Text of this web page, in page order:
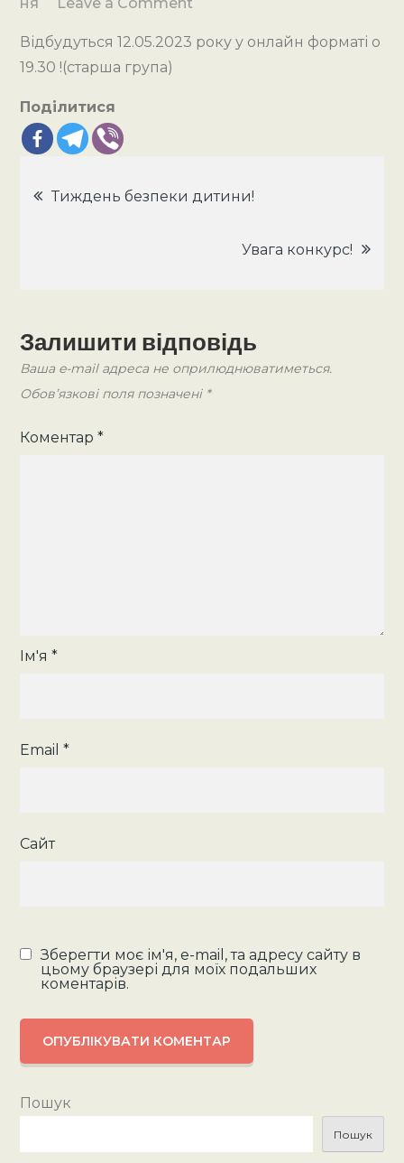
Батьківські
Відбудуться 12.05.2023 року у онлайн форматі о
19.30 !(старша група)
Поділитися
Навігація
Тиждень безпеки дитини!
Увага конкурс!
Залишити відповідь
Ваша e-mail адреса не оприлюднюватиметься.
Обов’язкові поля позначені *
Коментар*
Ім'я*
Email*
Сайт
Зберегти моє ім'я, e-mail, та адресу сайту в
цьому браузері для моїх подальших
коментарів.
Пошук
Пошук